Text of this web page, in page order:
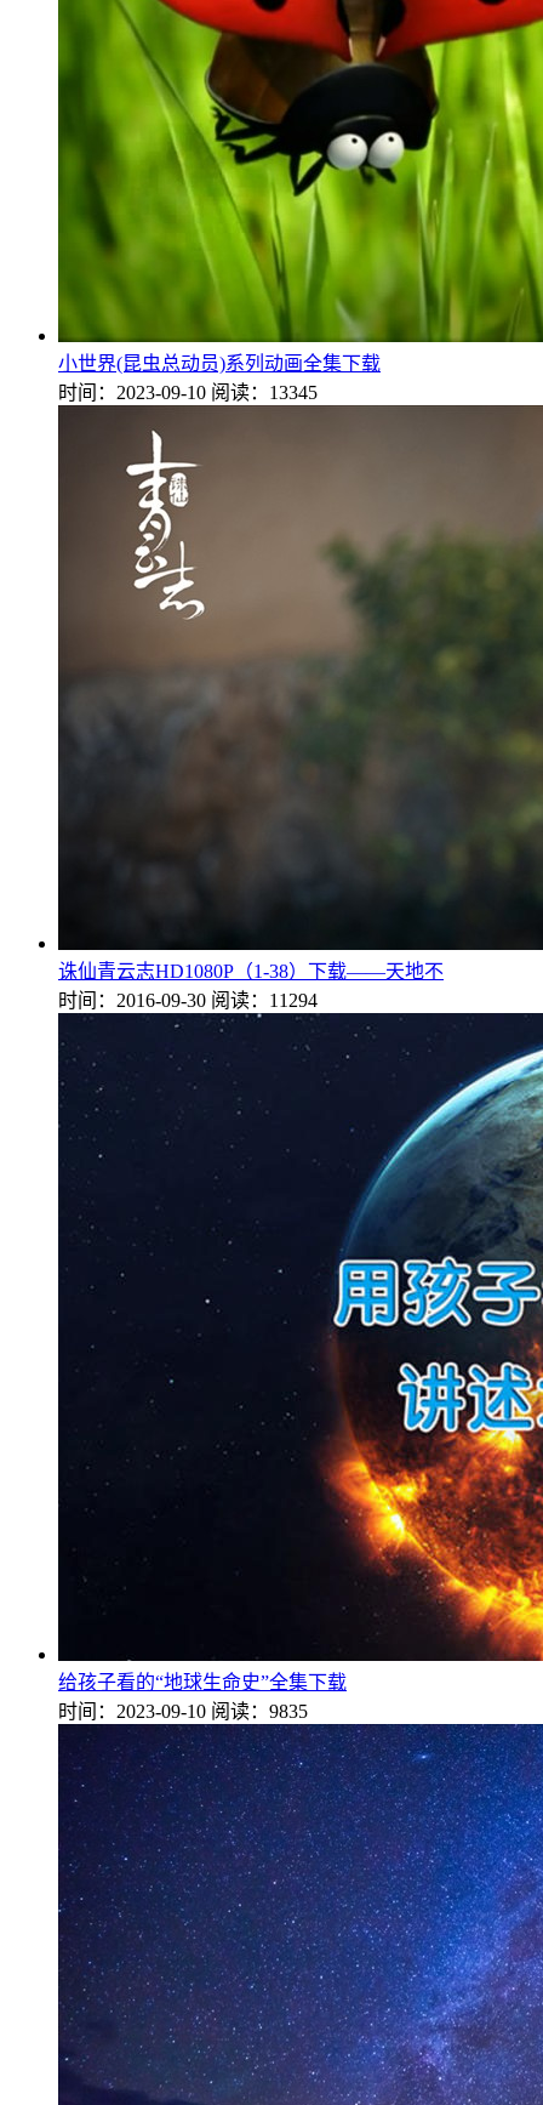
小世界(昆虫总动员)系列动画全集下载
时间：2023-09-10 阅读：13345
诛仙青云志HD1080P（1-38）下载——天地不
时间：2016-09-30 阅读：11294
给孩子看的“地球生命史”全集下载
时间：2023-09-10 阅读：9835